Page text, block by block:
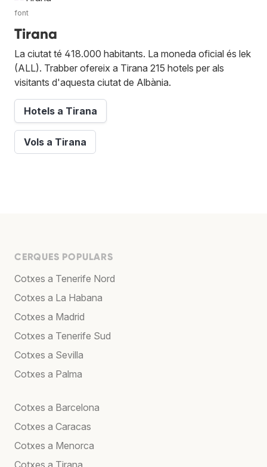
font
Tirana
La ciutat té 418.000 habitants. La moneda oficial és lek
(ALL). Trabber ofereix a Tirana 215 hotels per als
visitants d'aquesta ciutat de Albània.
Hotels a Tirana
Vols a Tirana
CERQUES POPULARS
Cotxes a Tenerife Nord
Cotxes a La Habana
Cotxes a Madrid
Cotxes a Tenerife Sud
Cotxes a Sevilla
Cotxes a Palma
Cotxes a Barcelona
Cotxes a Caracas
Cotxes a Menorca